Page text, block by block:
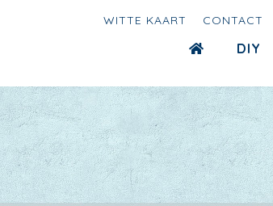
WITTE KAART CONTACT
DIY